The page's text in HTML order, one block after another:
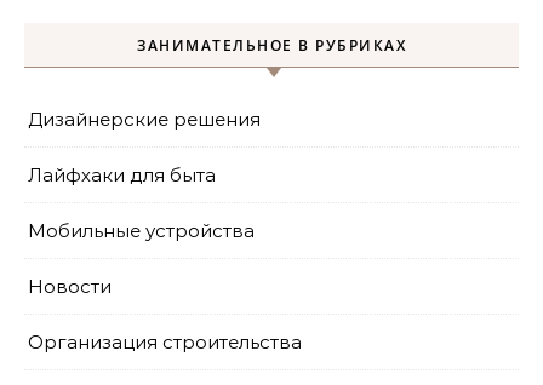
ЗАНИМАТЕЛЬНОЕ В РУБРИКАХ
Дизайнерские решения
Лайфхаки для быта
Мобильные устройства
Новости
Организация строительства